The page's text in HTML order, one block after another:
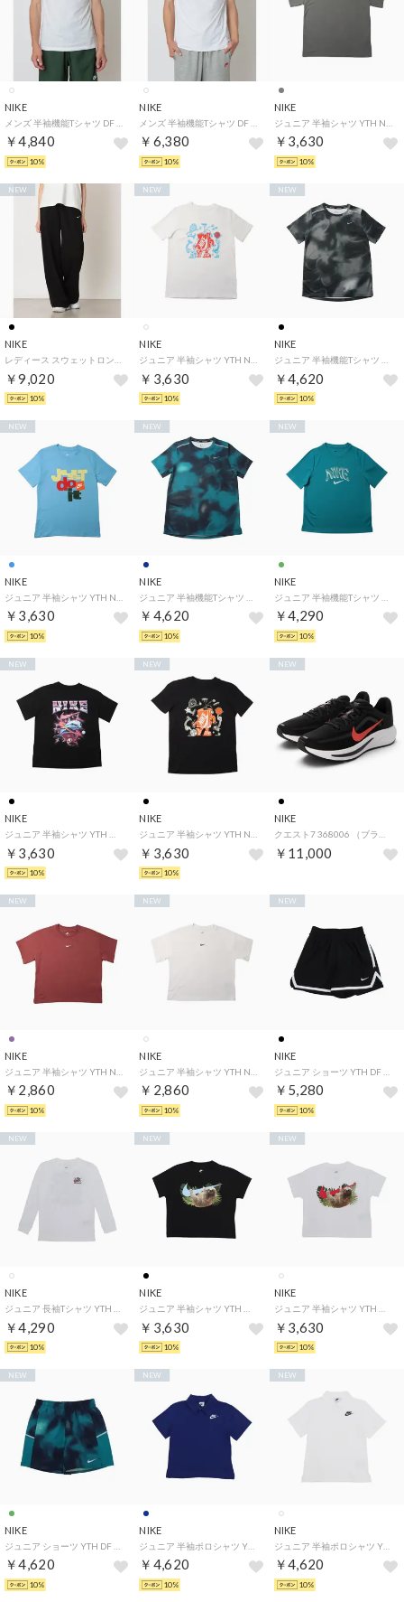
NIKE
￥4,840
10%
NIKE
￥6,380
10%
NIKE
￥3,630
10%
NIKE
￥9,020
NEW
10%
NIKE
￥3,630
NEW
10%
NIKE
￥4,620
NEW
10%
NIKE
￥3,630
NEW
10%
NIKE
￥4,620
NEW
10%
NIKE
￥4,290
NEW
10%
NIKE
￥3,630
NEW
10%
NIKE
￥3,630
NEW
10%
NIKE
￥11,000
NEW
NIKE
￥2,860
NEW
10%
NIKE
￥2,860
NEW
10%
NIKE
￥5,280
NEW
10%
NIKE
￥4,290
NEW
10%
NIKE
￥3,630
NEW
10%
NIKE
￥3,630
NEW
10%
NIKE
￥4,620
NEW
10%
NIKE
￥4,620
NEW
10%
NIKE
ジュニア 半袖ポロシャツ YTH NSW クラブ ニット S/S ポロ LBR IF2841100 （ホワイト）
￥4,620
NEW
10%